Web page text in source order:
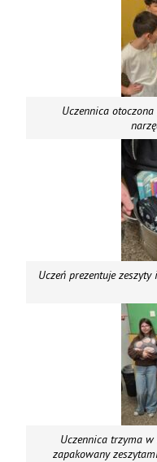
Uczennica
Uczeń prezentuje
Uczennica trzyma
zapakowany